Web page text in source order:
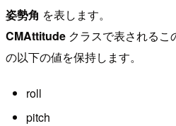
姿勢角 を表します。
CMAttitude クラスで表される
の以下の値を保持します。
roll
pitch